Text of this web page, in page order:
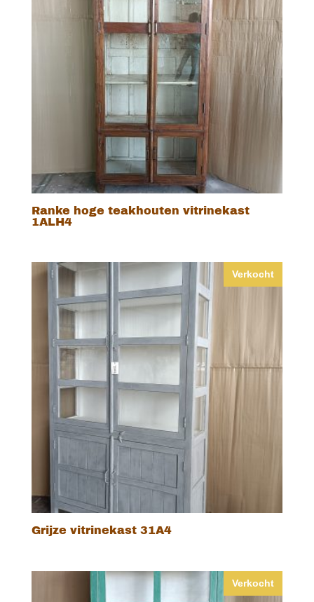
Ranke hoge teakhouten vitrinekast
1ALH4
Verkocht
Grijze vitrinekast 31A4
Verkocht